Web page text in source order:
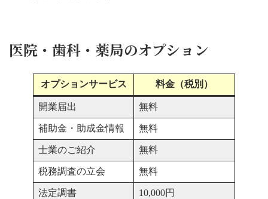
医院・歯科・薬局のオプション
オプションサービス 料金（税別）
開業届出 無料
補助金・助成金情報 無料
士業のご紹介 無料
税務調査の立会 無料
法定調書 10,000円